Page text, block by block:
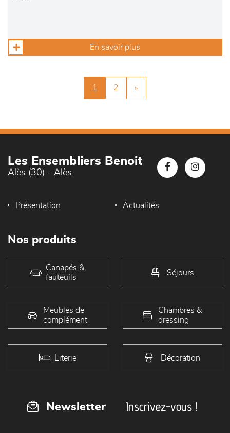
En savoir plus
1 2 »
Les Ensembliers Benoit
Alès (30) - Alès
Présentation Actualités
Nos produits
Canapés &
fauteuils
Séjours
Meubles de
complément
Chambres &
dressing
Literie Décoration
Newsletter Inscrivez-vous !